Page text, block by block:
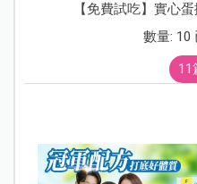
【免費試吃】實心
數量: 10
11